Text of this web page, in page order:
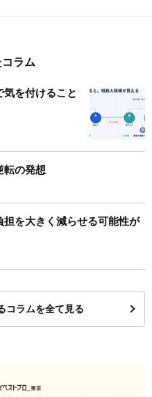
ラム
を付けること
転の発想
担を大きく減らせる可能性が
コラムを全て見る